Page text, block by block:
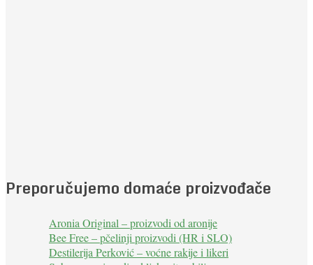
Preporučujemo domaće proizvođače
Aronia Original – proizvodi od aronije
Bee Free – pčelinji proizvodi (HR i SLO)
Destilerija Perković – voćne rakije i likeri